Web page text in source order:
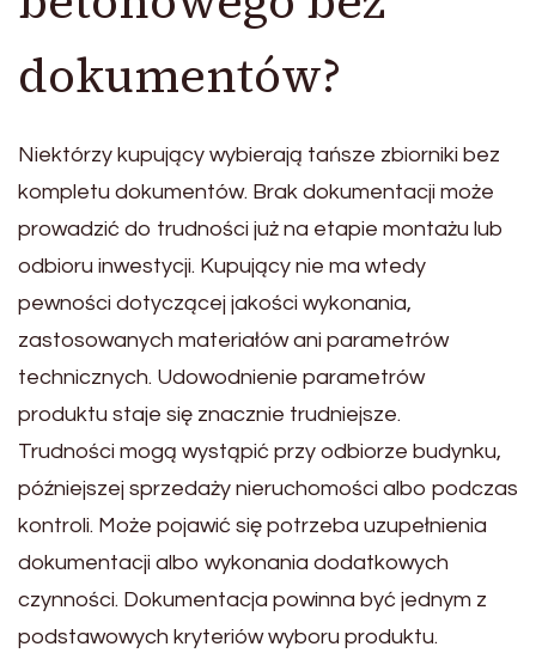
dokumentów?
Niektórzy kupujący wybierają tańsze zbiorniki bez
kompletu dokumentów. Brak dokumentacji może
prowadzić do trudności już na etapie montażu lub
odbioru inwestycji. Kupujący nie ma wtedy
pewności dotyczącej jakości wykonania,
zastosowanych materiałów ani parametrów
technicznych. Udowodnienie parametrów
produktu staje się znacznie trudniejsze.
Trudności mogą wystąpić przy odbiorze budynku,
późniejszej sprzedaży nieruchomości albo podczas
kontroli. Może pojawić się potrzeba uzupełnienia
dokumentacji albo wykonania dodatkowych
czynności. Dokumentacja powinna być jednym z
podstawowych kryteriów wyboru produktu.